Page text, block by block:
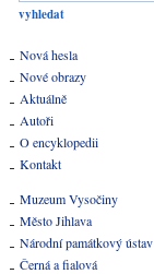
Nová hesla
Nové obrazy
Aktuálně
Autoři
O encyklopedii
Kontakt
Muzeum Vysočiny
Město Jihlava
Národní památkový ústav
Černá a fialová